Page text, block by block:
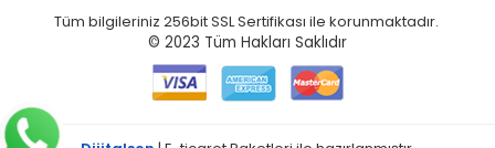
Tüm bilgileriniz 256bit SSL Sertifikası ile korunmaktadır.
© 2023 Tüm Hakları Saklıdır